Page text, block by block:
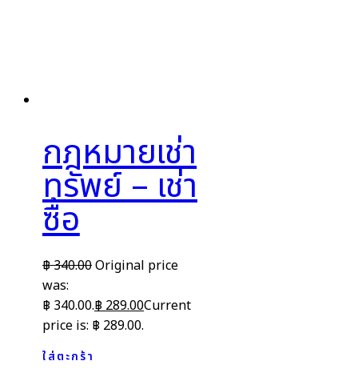
กฎหมายเช่า
ทรัพย์ – เช่า
ซื้อ
฿340.00Original price
was:
฿ 340.00.฿289.00Current
price is: ฿ 289.00.
ใส่ตะกร้า